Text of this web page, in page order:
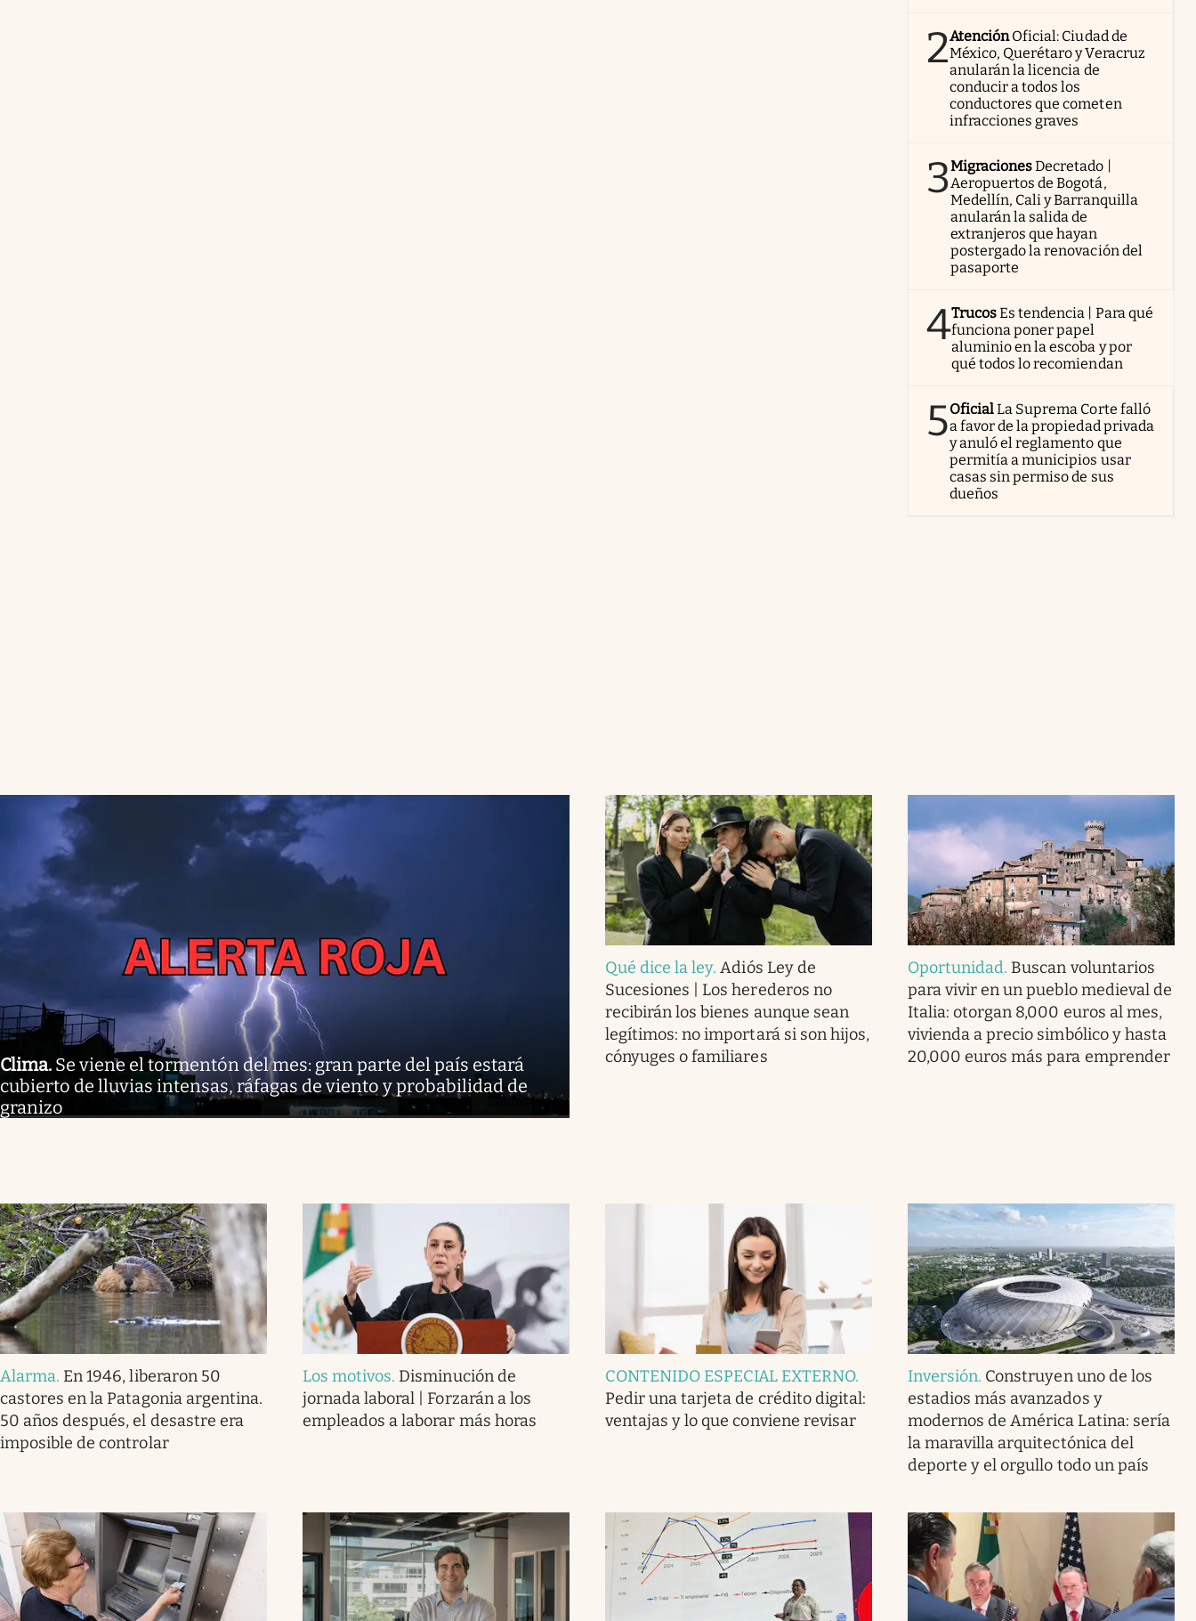
2AtenciónOficial: Ciudad de
México, Querétaro y Veracruz
anularán la licencia de
conducir a todos los
conductores que cometen
infracciones graves
3MigracionesDecretado |
Aeropuertos de Bogotá,
Medellín, Cali y Barranquilla
anularán la salida de
extranjeros que hayan
postergado la renovación del
pasaporte
4TrucosEs tendencia | Para qué
funciona poner papel
aluminio en la escoba y por
qué todos lo recomiendan
5OficialLa Suprema Corte falló
a favor de la propiedad privada
y anuló el reglamento que
permitía a municipios usar
casas sin permiso de sus
dueños
Clima. Se viene el tormentón del mes: gran parte del país estará
cubierto de lluvias intensas, ráfagas de viento y probabilidad de
granizo
Qué dice la ley.Adiós Ley de
Sucesiones | Los herederos no
recibirán los bienes aunque sean
legítimos: no importará si son hijos,
cónyuges o familiares
Oportunidad. Buscan voluntarios
para vivir en un pueblo medieval de
Italia: otorgan 8,000 euros al mes,
vivienda a precio simbólico y hasta
20,000 euros más para emprender
Alarma. En 1946, liberaron 50
castores en la Patagonia argentina.
50 años después, el desastre era
imposible de controlar
Los motivos. Disminución de
jornada laboral | Forzarán a los
empleados a laborar más horas
CONTENIDO ESPECIAL EXTERNO.
Pedir una tarjeta de crédito digital:
ventajas y lo que conviene revisar
Inversión. Construyen uno de los
estadios más avanzados y
modernos de América Latina: sería
la maravilla arquitectónica del
deporte y el orgullo todo un país